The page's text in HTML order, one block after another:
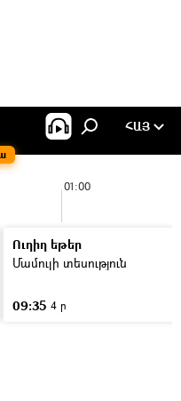
ՀԱՅ
01:00
Ուղիղ եթեր
Մամուլի տեսություն
09:35 4 ր